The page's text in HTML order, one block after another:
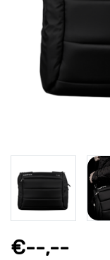
€--,--